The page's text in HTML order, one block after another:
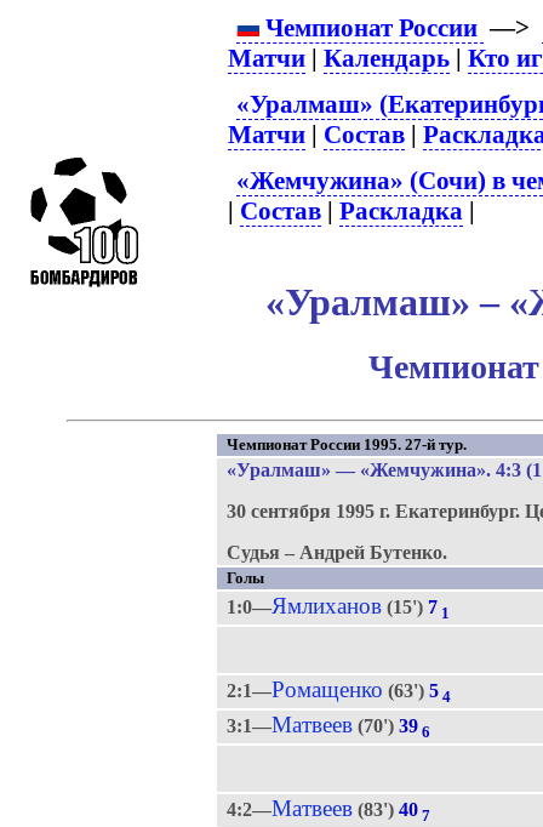
Чемпионат России —>
Матчи |Календарь |Кто
«Уралмаш»
Матчи | Состав |
«Жемчужина» (Сочи) в
| Состав |Раскладка |
«Уралмаш» –
Чемпионат
Чемпионат России 1995. 27-й тур.
«Уралмаш» — «Жемчужина». 4:3
30 сентября 1995 г. Екатеринбург.
Судья – Андрей Бутенко.
Голы
1:0—Ямлиханов(15') 7 1
2:1—Ромащенко (63') 5 4
3:1—Матвеев(70') 39 6
4:2—Матвеев(83') 40 7